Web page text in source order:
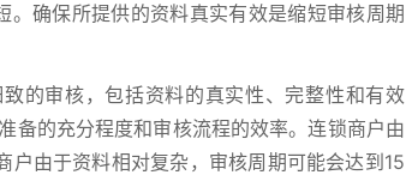
确保所提供的资料真实有效是缩短审核周期
的审核，包括资料的真实性、完整性和有效
备的充分程度和审核流程的效率。连锁商户由
由于资料相对复杂，审核周期可能会达到15